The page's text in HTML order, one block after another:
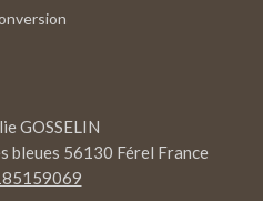
GOSSELIN
bleues 56130 Férel France